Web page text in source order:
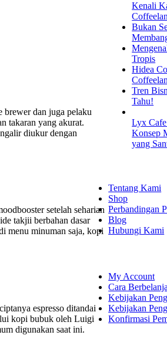
dan juga pelaku
takaran yang akurat.
diukur dengan
setelah seharian
takjii berbahan dasar
menu minuman saja, kopi
espresso ditandai
kopi bubuk oleh Luigi
digunakan saat ini.
Kenali
Bukan
Tropis
Hidea
Tren
Tahu!
Lyx
Konsep
yang
Tentang Kami
Shop
Perbandingan
Blog
Hubungi Kami
My Account
Cara Berbelanja
Kebijakan
Kebijakan
Konfirmasi